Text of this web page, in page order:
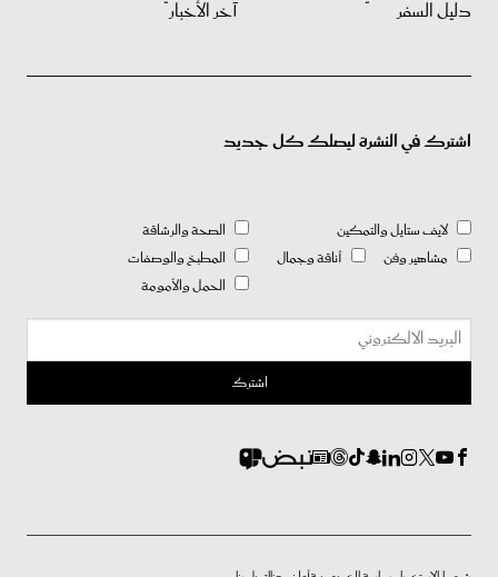
دليل السفر آخر الأخبار
اشترك في النشرة ليصلك كل جديد
لايف ستايل والتمكين
مشاهير وفن
أناقة وجمال
الصحة والرشاقة
المطبخ والوصفات
الحمل والأمومة